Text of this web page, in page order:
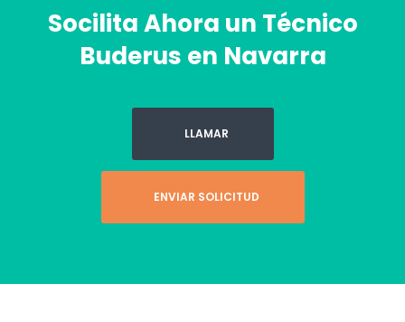
Socilita Ahora un Técnico
Buderus en Navarra
LLAMAR
ENVIAR SOLICITUD